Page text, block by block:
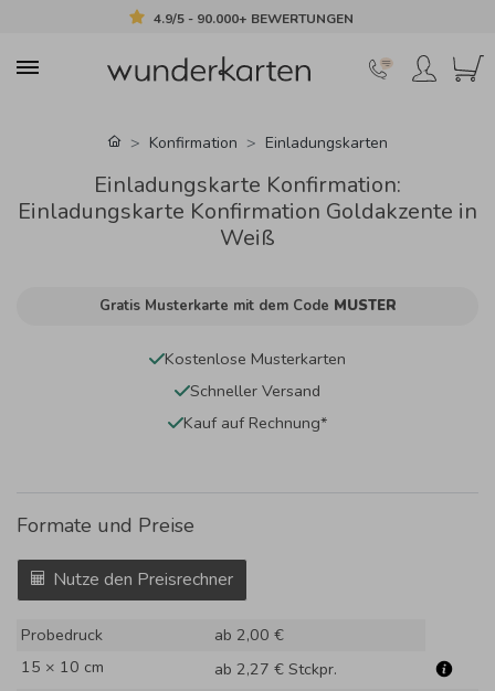
4.9/5 - 90.000+ BEWERTUNGEN
Konfirmation Einladungskarten
Einladungskarte Konfirmation:
Einladungskarte Konfirmation Goldakzente in
Weiß
Gratis Musterkarte mit dem Code MUSTER
Kostenlose Musterkarten
Schneller Versand
Kauf auf Rechnung*
Formate und Preise
Nutze den Preisrechner
Probedruck
ab 2,00 €
15 × 10 cm
ab 2,27 € Stckpr.